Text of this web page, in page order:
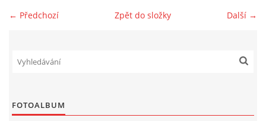
← Předchozí Další →
Zpět do složky
FOTOALBUM